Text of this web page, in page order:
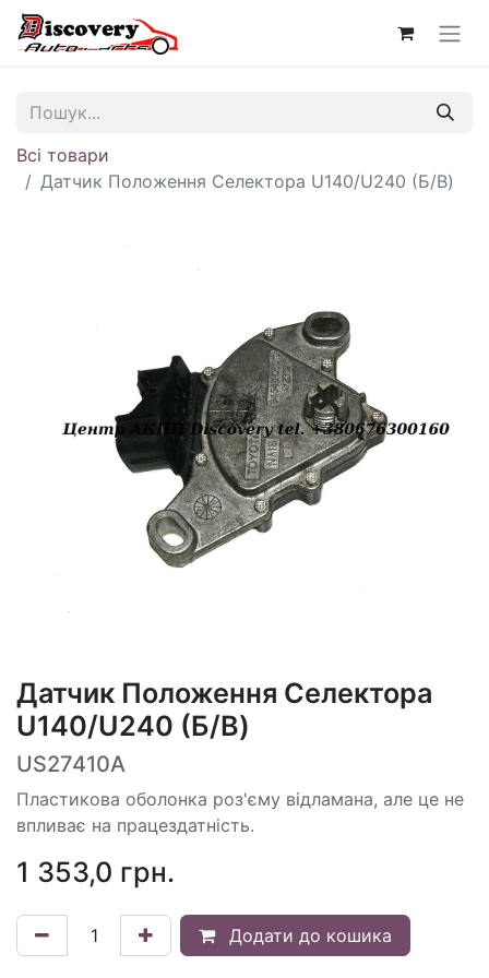
Всі товари
Датчик Положення Селектора U140/U240 (Б/В)
Датчик Положення Селектора
U140/U240 (Б/В)
US27410A
Пластикова оболонка роз'єму відламана, але це не
впливає на працездатність.
1 353,0 грн.
Додати до кошика